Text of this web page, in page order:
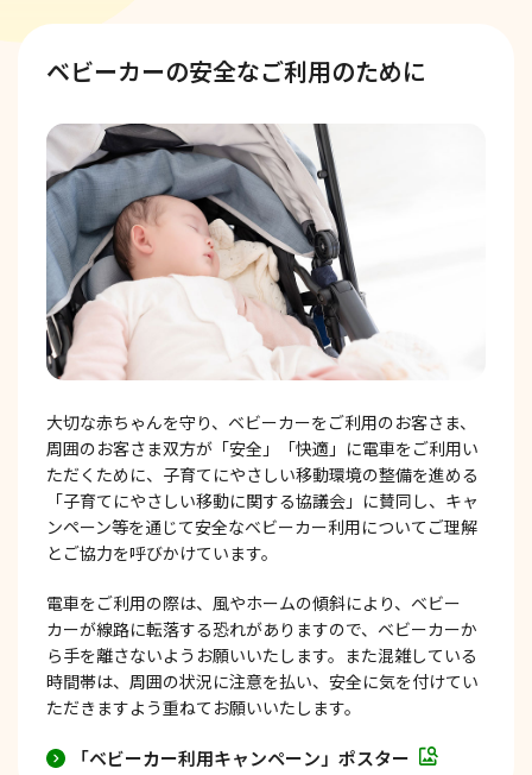
ベビーカーの安全なご利用のために
大切な赤ちゃんを守り、ベビーカーをご利用のお客さま、
周囲のお客さま双方が「安全」「快適」に電車をご利用い
ただくために、子育てにやさしい移動環境の整備を進める
「子育てにやさしい移動に関する協議会」に賛同し、キャ
ンペーン等を通じて安全なベビーカー利用についてご理解
とご協力を呼びかけています。
電車をご利用の際は、風やホームの傾斜により、ベビー
カーが線路に転落する恐れがありますので、ベビーカーか
ら手を離さないようお願いいたします。また混雑している
時間帯は、周囲の状況に注意を払い、安全に気を付けてい
ただきますよう重ねてお願いいたします。
「ベビーカー利用キャンペーン」ポスター